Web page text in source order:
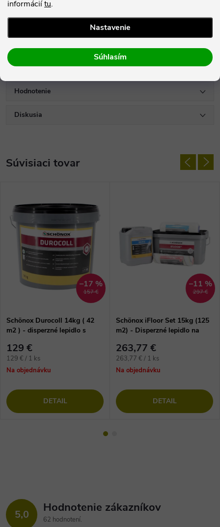
informáciítu.
Nastavenie
Súhlasím
- Možno ju použiť aj na obklad schodov
Parametre produktu
Hodnotenie
Diskusia
Súvisiaci tovar
157 €
–17 %
Schönox Durocoll 14kg ( 42
m2 ) - disperzné lepidlo s
129 €
Jednotková
cena:
129 € / 1 ks
Na objednávku
DETAIL
297 €
–11 %
Schönox iFloor Set 15kg (125
m2) - Disperzné lepidlo na
263,77 €
Jednotková
cena:
263,77 € / 1 ks
Na objednávku
DETAIL
5,0 Hodnotenie zákazníkov
62 hodnotení